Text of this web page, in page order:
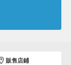
販售店鋪